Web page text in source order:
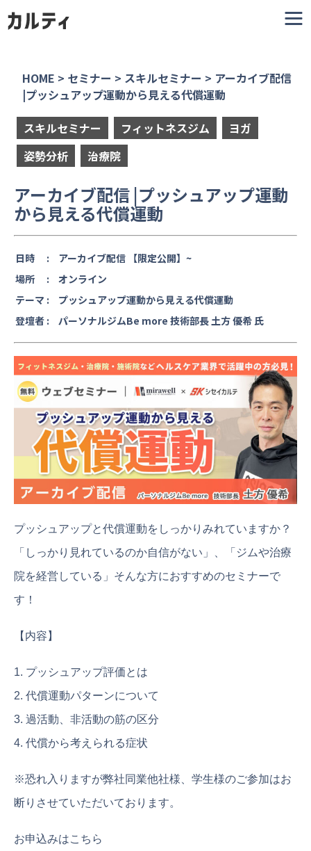
HOME > セミナー > スキルセミナー > アーカイブ配信
|プッシュアップ運動から見える代償運動
スキルセミナー
フィットネスジム
ヨガ
姿勢分析
治療院
アーカイブ配信 |プッシュアップ運動
から見える代償運動
日時 :
アーカイブ配信 【限定公開】~
場所 :
オンライン
テーマ :
プッシュアップ運動から見える代償運動
登壇者 :
パーソナルジムBe more 技術部長 土方 優希 氏
プッシュアップと代償運動をしっかりみれていますか？
「しっかり見れているのか自信がない」、「ジムや治療
院を経営している」そんな方におすすめのセミナーで
す！
【内容】
1. プッシュアップ評価とは
2. 代償運動パターンについて
3. 過活動、非活動の筋の区分
4. 代償から考えられる症状
※恐れ入りますが弊社同業他社様、学生様のご参加はお
断りさせていただいております。
お申込みはこちら